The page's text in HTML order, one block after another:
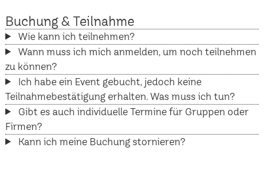
Buchung & Teilnahme
Wie kann ich teilnehmen?
Wann muss ich mich anmelden, um noch teilnehmen
zu können?
Ich habe ein Event gebucht, jedoch keine
Teilnahmebestätigung erhalten. Was muss ich tun?
Gibt es auch individuelle Termine für Gruppen oder
Firmen?
Kann ich meine Buchung stornieren?